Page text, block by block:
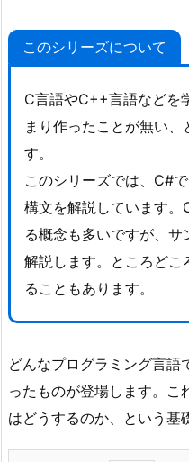
このシリーズについて
C言語やC++言語などを
まり作ったことが無い、
す。
このシリーズでは、C#
構文を解説しています
る概念も多いですが、
解説します。ところど
ることもあります。
どんなプログラミング言語
ったものが登場します。こ
はどうするのか、という基